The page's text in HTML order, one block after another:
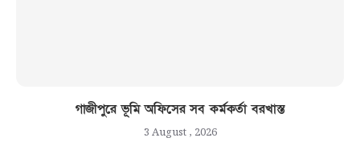
গাজীপুরে ভূমি অফিসের সব কর্মকর্তা বরখাস্ত
3 August , 2026